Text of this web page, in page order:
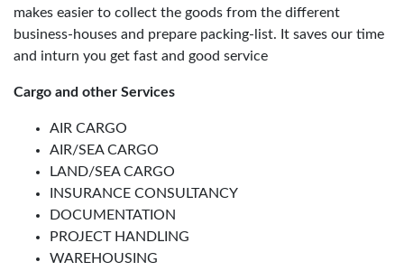
makes easier to collect the goods from the different
business-houses and prepare packing-list. It saves our time
and inturn you get fast and good service
Cargo and other Services
AIR CARGO
AIR/SEA CARGO
LAND/SEA CARGO
INSURANCE CONSULTANCY
DOCUMENTATION
PROJECT HANDLING
WAREHOUSING